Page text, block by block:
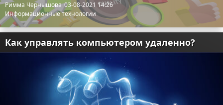
Римма Чернышова 03-08-2021 14:26
Информационные технологии
Как управлять компьютером удаленно?